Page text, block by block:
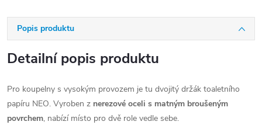
Popis produktu
Detailní popis produktu
Pro koupelny s vysokým provozem je tu dvojitý držák toaletního
papíru NEO. Vyroben z nerezové oceli s matným broušeným
povrchem, nabízí místo pro dvě role vedle sebe.